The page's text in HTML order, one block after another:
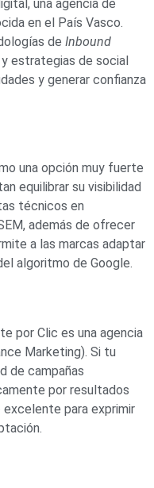
una agencia de
en el País Vasco.
de Inbound
estrategias de social
y generar confianza
una opción muy fuerte
equilibrar su visibilidad
técnicos en
además de ofrecer
a las marcas adaptar
algoritmo de Google.
por Clic es una agencia
Marketing). Si tu
de campañas
por resultados
para exprimir